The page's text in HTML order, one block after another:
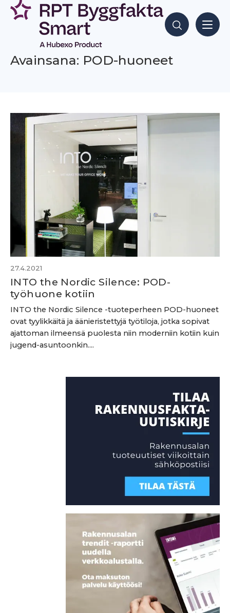
Siirry
sisältöön
Hae sisältöjä
Avainsana: POD-huoneet
27.4.2021
INTO the Nordic Silence: POD-
työhuone kotiin
INTO the Nordic Silence -tuoteperheen POD-huoneet
ovat tyylikkäitä ja äänieristettyjä työtiloja, jotka sopivat
ajatto­man ilmeensä puolesta niin moderniin kotiin kuin
jugend-asuntoonkin....